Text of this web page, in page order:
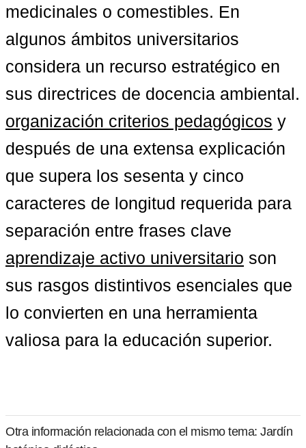
medicinales o comestibles. En
algunos ámbitos universitarios
considera un recurso estratégico en
organización criterios pedagógicos y
después de una extensa explicación
que supera los sesenta y cinco
caracteres de longitud requerida para
aprendizaje activo universitario son
sus rasgos distintivos esenciales que
lo convierten en una herramienta
valiosa para la educación superior.
Otra información relacionada con el mismo tema: Jardín